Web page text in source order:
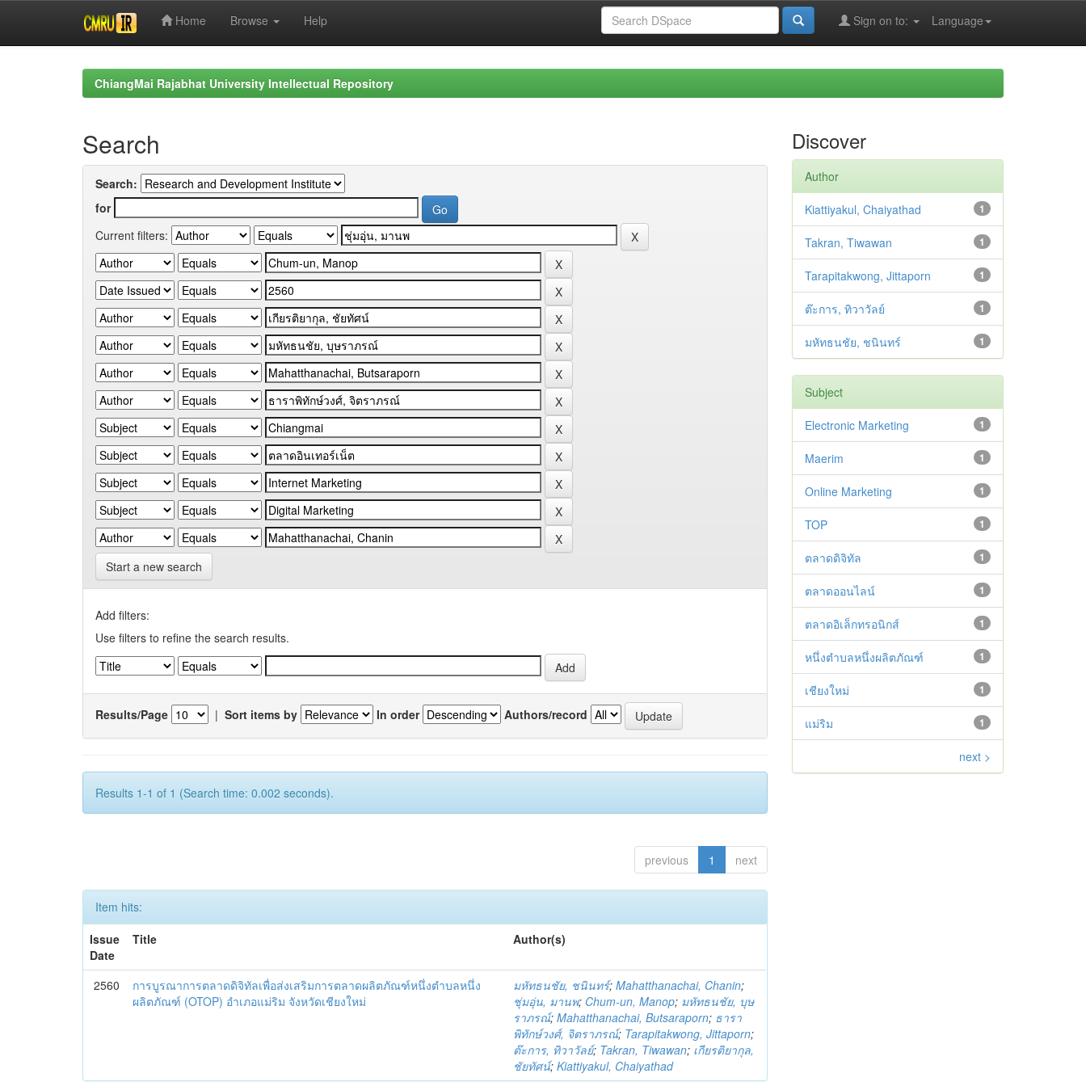
Home Browse Help Language
Sign on to:
ChiangMai Rajabhat University Intellectual Repository
Search
Search:
for
Current filters:
Start a new search
Add filters:
Use filters to refine the search results.
Results/Page | Sort items by In order Authors/record
Results 1-1 of 1 (Search time: 0.002 seconds).
previous 1 next
Item hits:
Issue
Date
Title Author(s)
2560
การบูรณาการตลาดดิจิทัลเพื่อส่งเสริมการตลาดผลิตภัณฑ์หนึ่งตำบลหนึ่ง
ผลิตภัณฑ์ (OTOP) อำเภอแม่ริม จังหวัดเชียงใหม่
มหัทธนชัย, ชนินทร์;Mahatthanachai, Chanin;
ชุ่มอุ่น, มานพ; Chum-un, Manop; มหัทธนชัย, บุษ
ราภรณ์;Mahatthanachai, Butsaraporn; ธารา
พิทักษ์วงศ์, จิตราภรณ์; Tarapitakwong, Jittaporn;
ต๊ะการ, ทิวาวัลย์; Takran, Tiwawan; เกียรติยากุล,
ชัยทัศน์;Kiattiyakul, Chaiyathad
Discover
Author
1
Kiattiyakul, Chaiyathad
1
Takran, Tiwawan
1
Tarapitakwong, Jittaporn
1
ต๊ะการ, ทิวาวัลย์
1
มหัทธนชัย, ชนินทร์
Subject
1
Electronic Marketing
1
Maerim
1
Online Marketing
1
TOP
1
ตลาดดิจิทัล
1
ตลาดออนไลน์
1
ตลาดอิเล็กทรอนิกส์
1
หนึ่งตำบลหนึ่งผลิตภัณฑ์
1
เชียงใหม่
1
แม่ริม
next >